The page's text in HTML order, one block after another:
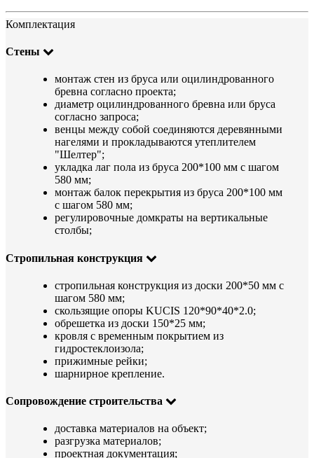
Комплектация
Стены
монтаж стен из бруса или оцилиндрованного
бревна согласно проекта;
диаметр оцилиндрованного бревна или бруса
согласно запроса;
венцы между собой соединяются деревянными
нагелями и прокладываются утеплителем
"Шелтер";
укладка лаг пола из бруса 200*100 мм с шагом
580 мм;
монтаж балок перекрытия из бруса 200*100 мм
с шагом 580 мм;
регулировочные домкраты на вертикальные
столбы;
Стропильная конструкция
стропильная конструкция из доски 200*50 мм с
шагом 580 мм;
скользящие опоры KUCIS 120*90*40*2.0;
обрешетка из доски 150*25 мм;
кровля с временным покрытием из
гидростеклоизола;
прижимные рейки;
шарнирное крепление.
Сопровождение строительства
доставка материалов на объект;
разгрузка материалов;
проектная документация;